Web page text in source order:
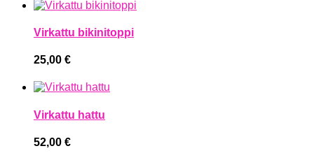
Virkattu bikinitoppi
25,00 €
Virkattu hattu
52,00 €